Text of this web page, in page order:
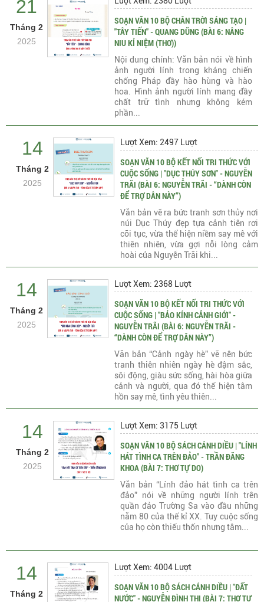
21
Tháng 2
2025
SOẠN VĂN 10 BỘ CHÂN TRỜI SÁNG TẠO |
"TÂY TIẾN" - QUANG DŨNG (BÀI 6: NÂNG
NIU KỈ NIỆM (THƠ))
Nội dung chính: Văn bản nói về hình
ảnh người lính trong kháng chiến
chống Pháp đầy hào hùng và hào
hoa. Hình ảnh người lính mang đầy
chất trữ tình nhưng không kém
phần...
14
Tháng 2
2025
Lượt Xem: 2497 Lượt
SOẠN VĂN 10 BỘ KẾT NỐI TRI THỨC VỚI
CUỘC SỐNG | "DỤC THÚY SƠN" - NGUYỄN
TRÃI (BÀI 6: NGUYỄN TRÃI - “DÀNH CÒN
ĐỂ TRỢ DÂN NÀY”)
Văn bản vẽ ra bức tranh sơn thủy nơi
núi Dục Thúy đẹp tựa cảnh tiên rơi
cõi tục, vừa thể hiện niềm say mê với
thiên nhiên, vừa gợi nỗi lòng cảm
hoài của Nguyễn Trãi khi...
14
Tháng 2
2025
Lượt Xem: 2368 Lượt
SOẠN VĂN 10 BỘ KẾT NỐI TRI THỨC VỚI
CUỘC SỐNG | "BẢO KÍNH CẢNH GIỚI" -
NGUYỄN TRÃI (BÀI 6: NGUYỄN TRÃI -
“DÀNH CÒN ĐỂ TRỢ DÂN NÀY”)
Văn bản “Cảnh ngày hè” vẽ nên bức
tranh thiên nhiên ngày hè đậm sắc,
sôi động, giàu sức sống, hài hòa giữa
cảnh và người, qua đó thể hiện tâm
hồn say mê, tình yêu thiên...
14
Tháng 2
2025
Lượt Xem: 3175 Lượt
SOẠN VĂN 10 BỘ SÁCH CÁNH DIỀU | "LÍNH
HÁT TÌNH CA TRÊN ĐẢO" - TRẦN ĐĂNG
KHOA (BÀI 7: THƠ TỰ DO)
Văn bản “Lính đảo hát tình ca trên
đảo” nói về những người lính trên
quần đảo Trường Sa vào đầu những
năm 80 của thế kỉ XX. Tuy cuộc sống
của họ còn thiếu thốn nhưng tâm...
14
Tháng 2
Lượt Xem: 4004 Lượt
SOẠN VĂN 10 BỘ SÁCH CÁNH DIỀU | "ĐẤT
NƯỚC" - NGUYỄN ĐÌNH THI (BÀI 7: THƠ TỰ